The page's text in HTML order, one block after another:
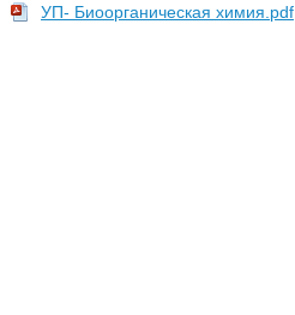
УП- Биоорганическая химия.pdf